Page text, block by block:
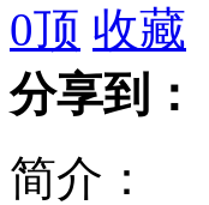
温家宝谈中国经
温家宝评价自己
0顶 收藏
分享到：
简介：